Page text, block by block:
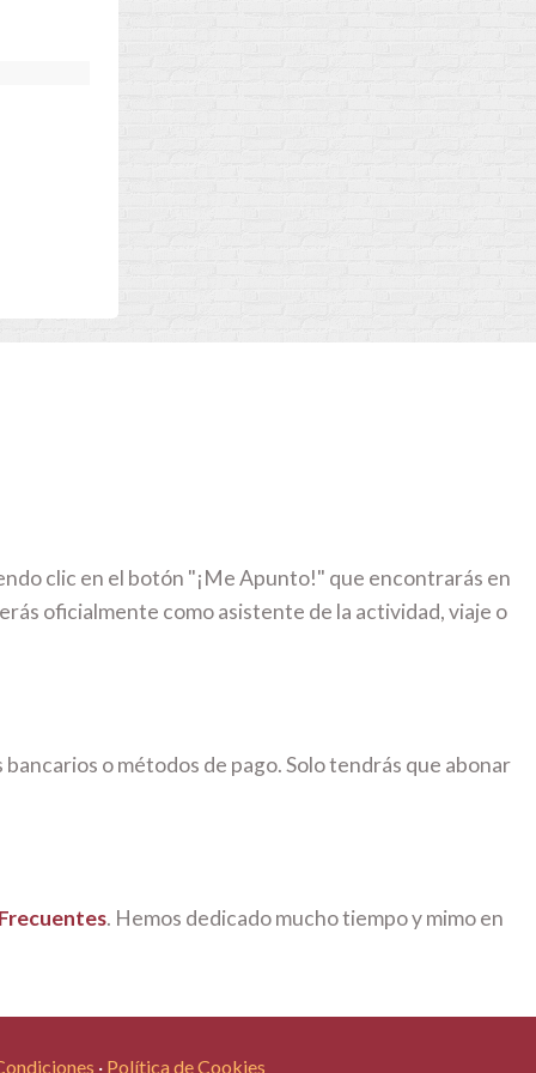
clic en el botón "¡Me Apunto!" que encontrarás en
oficialmente como asistente de la actividad, viaje o
o métodos de pago. Solo tendrás que abonar
. Hemos dedicado mucho tiempo y mimo en
· Política de Cookies